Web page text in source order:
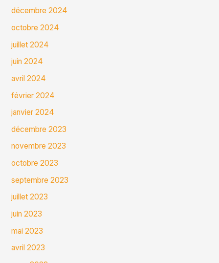
décembre 2024
octobre 2024
juillet 2024
juin 2024
avril 2024
février 2024
janvier 2024
décembre 2023
novembre 2023
octobre 2023
septembre 2023
juillet 2023
juin 2023
mai 2023
avril 2023